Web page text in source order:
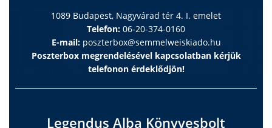
1089 Budapest, Nagyvárad tér 4. I. emelet
Telefon: 06-20-374-0160
E-mail: poszterbox@semmelweiskiado.hu
Poszterbox megrendelésével kapcsolatban kérjük
telefonon érdeklődjön!
Legendus Alba Könyvesbolt